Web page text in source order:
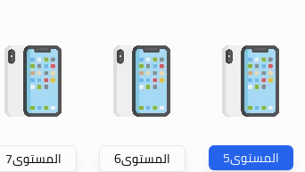
المستوى5 المستوى6 المستوى7